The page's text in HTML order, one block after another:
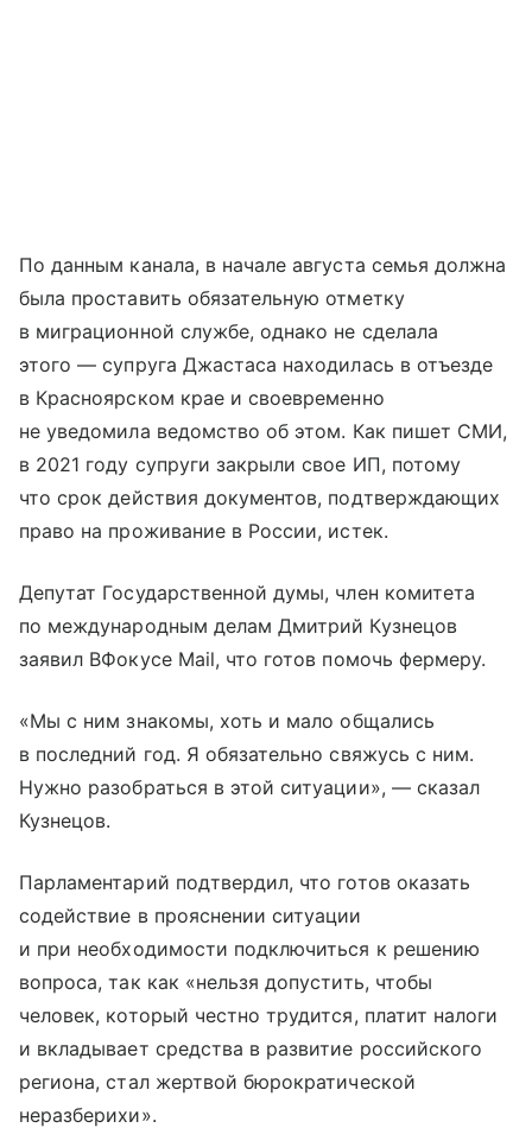
По данным канала, в начале августа семья должна
была проставить обязательную отметку
в миграционной службе, однако не сделала
этого — супруга Джастаса находилась в отъезде
в Красноярском крае и своевременно
не уведомила ведомство об этом. Как пишет СМИ,
в 2021 году супруги закрыли свое ИП, потому
что срок действия документов, подтверждающих
право на проживание в России, истек.
Депутат Государственной думы, член комитета
по международным делам Дмитрий Кузнецов
заявил ВФокусе Mail, что готов помочь фермеру.
«Мы с ним знакомы, хоть и мало общались
в последний год. Я обязательно свяжусь с ним.
Нужно разобраться в этой ситуации», — сказал
Кузнецов.
Парламентарий подтвердил, что готов оказать
содействие в прояснении ситуации
и при необходимости подключиться к решению
вопроса, так как «нельзя допустить, чтобы
человек, который честно трудится, платит налоги
и вкладывает средства в развитие российского
региона, стал жертвой бюрократической
неразберихи».